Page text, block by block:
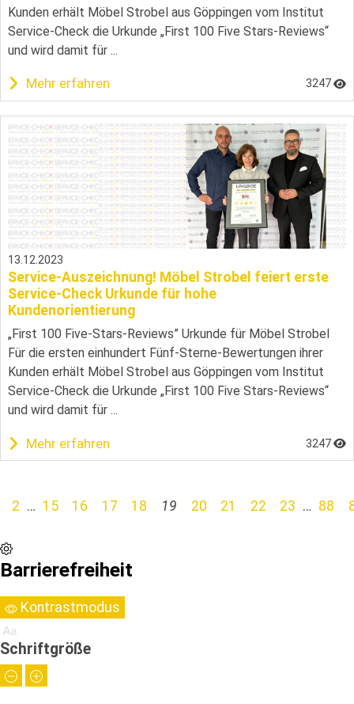
Kunden erhält Möbel Strobel aus Göppingen vom Institut
Service-Check die Urkunde „First 100 Five Stars-Reviews“
und wird damit für ...
Mehr erfahren 3247
13.12.2023
Service-Auszeichnung! Möbel Strobel feiert erste
Service-Check Urkunde für hohe
Kundenorientierung
„First 100 Five-Stars-Reviews” Urkunde für Möbel Strobel
Für die ersten einhundert Fünf-Sterne-Bewertungen ihrer
Kunden erhält Möbel Strobel aus Göppingen vom Institut
Service-Check die Urkunde „First 100 Five Stars-Reviews“
und wird damit für ...
Mehr erfahren 3247
2 … 15 16 17 18 19 20 21 22 23 … 88
Barrierefreiheit
Kontrastmodus
Schriftgröße